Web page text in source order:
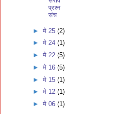
प्रश्न
संच
►मे 25(2)
►मे 24(1)
►मे 22(5)
►मे 16(5)
►मे 15(1)
►मे 12(1)
►मे 06(1)